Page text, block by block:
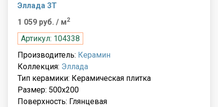
Эллада 3Т
1 059 руб. / м2
Артикул: 104338
Производитель: Керамин
Коллекция: Эллада
Тип керамики: Керамическая плитка
Размер: 500x200
Поверхность: Глянцевая